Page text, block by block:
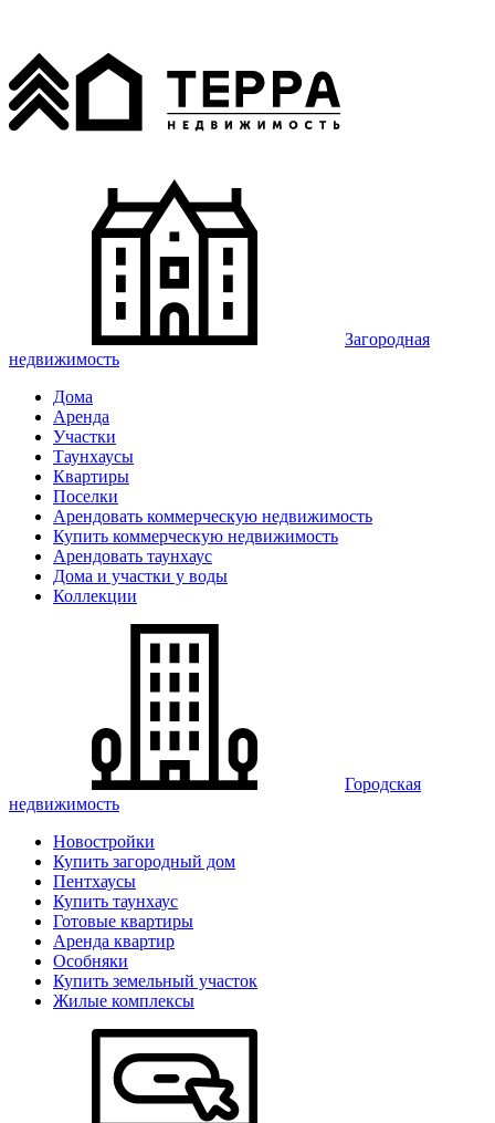
Загородная
недвижимость
Дома
Аренда
Участки
Таунхаусы
Квартиры
Поселки
Арендовать коммерческую недвижимость
Купить коммерческую недвижимость
Арендовать таунхаус
Дома и участки у воды
Коллекции
Городская
недвижимость
Новостройки
Купить загородный дом
Пентхаусы
Купить таунхаус
Готовые квартиры
Аренда квартир
Особняки
Купить земельный участок
Жилые комплексы